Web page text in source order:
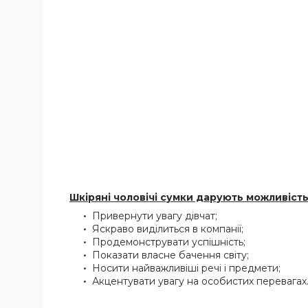
Шкіряні чоловічі сумки дарують
Привернути увагу дівчат;
Яскраво виділиться в компанії;
Продемонструвати успішність;
Показати власне бачення світу;
Носити найважливіші речі і предмети;
Акцентувати увагу на особистих перевагах.